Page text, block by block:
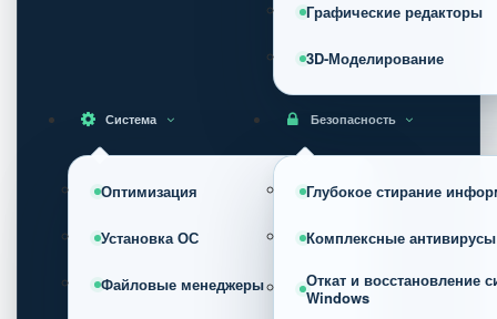
Графические редакторы
3D-Моделирование
Система
Оптимизация
Установка ОС
Файловые менеджеры
Безопасность
Глубокое стирание
Комплексные антивирусы
Откат и восстановление
Windows